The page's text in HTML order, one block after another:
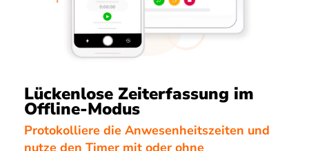
Lückenlose Zeiterfassung im
Offline-Modus
Protokolliere die Anwesenheitszeiten und
nutze den Timer mit oder ohne